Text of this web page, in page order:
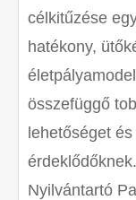
célkitűzése
hatékony,
összefüggő
lehetőséget
Nyilvántartó